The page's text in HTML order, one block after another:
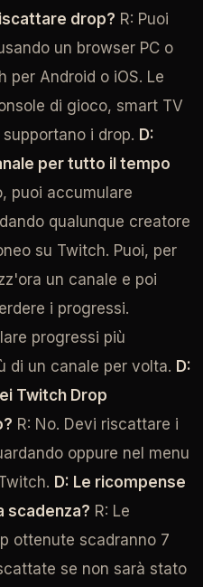
drop? R: Puoi
un browser PC o
per Android o iOS. Le
di gioco, smart TV
i drop. D:
per tutto il tempo
puoi accumulare
qualunque creatore
su Twitch. Puoi, per
un canale e poi
i progressi.
progressi più
di un canale per volta. D:
Twitch Drop
R: No. Devi riscattare i
oppure nel menu
D: Le ricompense
scadenza? R: Le
ottenute scadranno 7
se non sarà stato